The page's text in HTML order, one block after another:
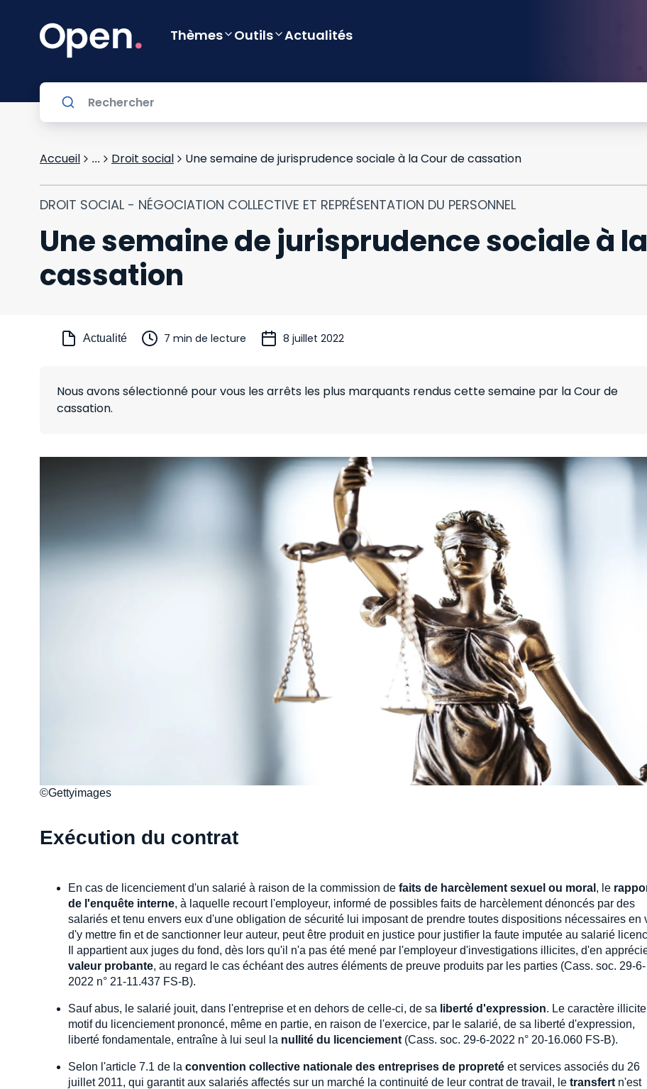
Thèmes Outils Actualités
Accueil ... Droit social Une semaine de jurisprudence sociale à la Cour de cassation
DROIT SOCIAL - NÉGOCIATION COLLECTIVE ET REPRÉSENTATION DU PERSONNEL
Une semaine de jurisprudence sociale à
cassation
Actualité 7 min de lecture 8 juillet 2022
Nous avons sélectionné pour vous les arrêts les plus marquants rendus cette semaine par la Cour de
cassation.
©Gettyimages
Exécution du contrat
En cas de licenciement d'un salarié à raison de la commission de faits de harcèlement sexuel ou moral , le
de l'enquête interne, à laquelle recourt l'employeur, informé de possibles faits de harcèlement dénoncés par des
salariés et tenu envers eux d'une obligation de sécurité lui imposant de prendre toutes dispositions nécessaires en
d'y mettre fin et de sanctionner leur auteur, peut être produit en justice pour justifier la faute imputée au salarié
Il appartient aux juges du fond, dès lors qu'il n'a pas été mené par l'employeur d'investigations illicites, d'en
valeur probante, au regard le cas échéant des autres éléments de preuve produits par les parties (Cass. soc. 29-6-
2022 n° 21-11.437 FS-B).
Sauf abus, le salarié jouit, dans l'entreprise et en dehors de celle-ci, de sa liberté d'expression. Le caractère
motif du licenciement prononcé, même en partie, en raison de l'exercice, par le salarié, de sa liberté d'expression,
liberté fondamentale, entraîne à lui seul la nullité du licenciement (Cass. soc. 29-6-2022 n° 20-16.060 FS-B).
Selon l'article 7.1 de la convention collective nationale des entreprises de propreté et services associés du 26
juillet 2011, qui garantit aux salariés affectés sur un marché la continuité de leur contrat de travail, le transfert n'est